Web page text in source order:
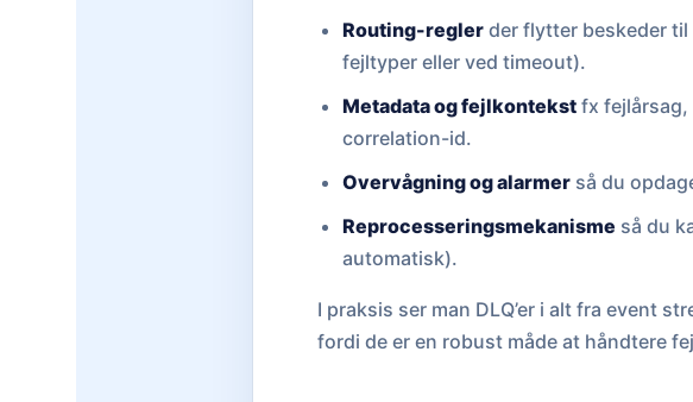
Routing-regler der flytter beskeder til
fejltyper eller ved timeout).
Metadata og fejlkontekst fx
correlation-id.
Overvågning og alarmer så du
Reprocesseringsmekanisme så du
automatisk).
I praksis ser man DLQ’er i alt fra event
fordi de er en robust måde at håndtere